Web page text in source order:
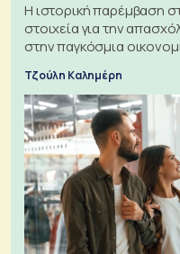
Η ιστορική παρέμβαση
στοιχεία για την
στην παγκόσμια
Τζούλη Καλημέρη